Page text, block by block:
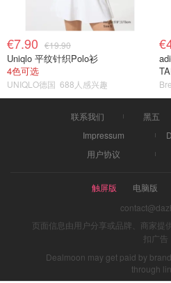
€7.90 €19.90
Uniqlo 平纹针织Polo衫
4色可选
UNIQLO德国 688人感兴趣
色
联系我们 黑五
Impressum
用户协议
触屏版 电脑版
页面信息由用户分享或品牌、商家提
扣广告
Dealmoon may get paid by
through